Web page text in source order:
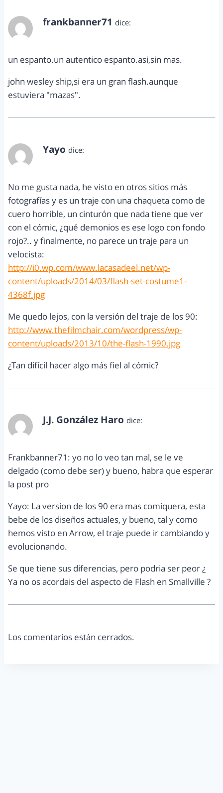
frankbanner71 dice:
un espanto.un autentico espanto.asi,sin mas.
john wesley ship,si era un gran flash.aunque
estuviera "mazas".
Yayo dice:
No me gusta nada, he visto en otros sitios más
fotografías y es un traje con una chaqueta como de
cuero horrible, un cinturón que nada tiene que ver
con el cómic, ¿qué demonios es ese logo con fondo
rojo?.. y finalmente, no parece un traje para un
velocista:
http://i0.wp.com/www.lacasadeel.net/wp-
content/uploads/2014/03/flash-set-costume1-
4368f.jpg
Me quedo lejos, con la versión del traje de los 90:
http://www.thefilmchair.com/wordpress/wp-
content/uploads/2013/10/the-flash-1990.jpg
¿Tan difícil hacer algo más fiel al cómic?
J.J. González Haro dice:
Frankbanner71: yo no lo veo tan mal, se le ve
delgado (como debe ser) y bueno, habra que esperar
la post pro
Yayo: La version de los 90 era mas comiquera, esta
bebe de los diseños actuales, y bueno, tal y como
hemos visto en Arrow, el traje puede ir cambiando y
evolucionando.
Se que tiene sus diferencias, pero podria ser peor ¿
Ya no os acordais del aspecto de Flash en Smallville ?
Los comentarios están cerrados.